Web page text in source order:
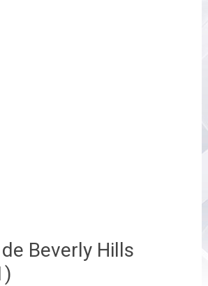
Beverly Hills